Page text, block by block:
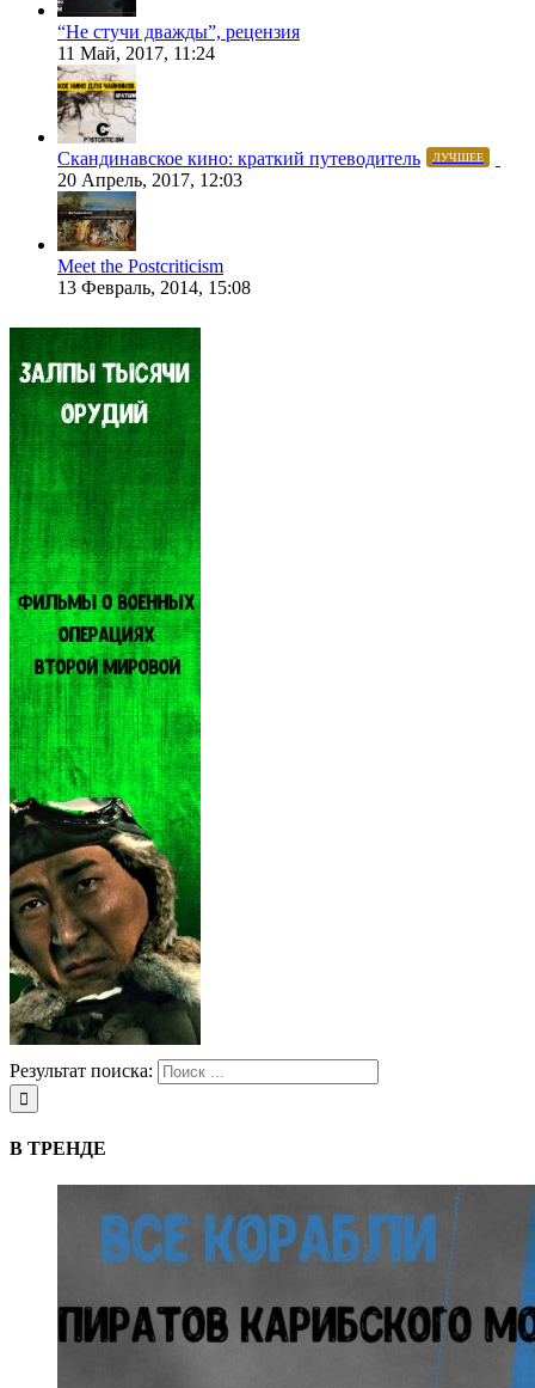
“Не стучи дважды”, рецензия
11 Май, 2017, 11:24
Скандинавское кино: краткий путеводитель ЛУЧШЕЕ
20 Апрель, 2017, 12:03
Meet the Postcriticism
13 Февраль, 2014, 15:08
Результат поиска:
В ТРЕНДЕ